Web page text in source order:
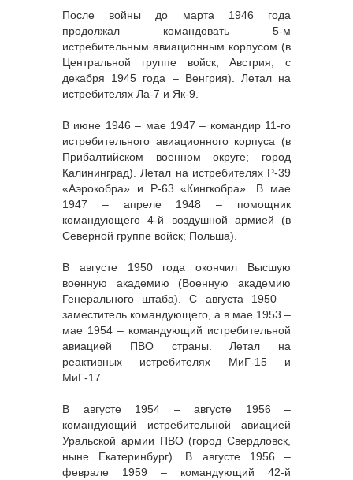
После войны до марта 1946 года
продолжал командовать 5-м
истребительным авиационным корпусом (в
Центральной группе войск; Австрия, с
декабря 1945 года – Венгрия). Летал на
истребителях Ла-7 и Як-9.
В июне 1946 – мае 1947 – командир 11-го
истребительного авиационного корпуса (в
Прибалтийском военном округе; город
Калининград). Летал на истребителях Р-39
«Аэрокобра» и Р-63 «Кингкобра». В мае
1947 – апреле 1948 – помощник
командующего 4-й воздушной армией (в
Северной группе войск; Польша).
В августе 1950 года окончил Высшую
военную академию (Военную академию
Генерального штаба). С августа 1950 –
заместитель командующего, а в мае 1953 –
мае 1954 – командующий истребительной
авиацией ПВО страны. Летал на
реактивных истребителях МиГ-15 и
МиГ-17.
В августе 1954 – августе 1956 –
командующий истребительной авиацией
Уральской армии ПВО (город Свердловск,
ныне Екатеринбург). В августе 1956 –
феврале 1959 – командующий 42-й